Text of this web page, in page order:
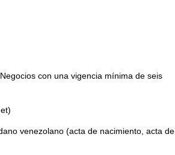
con una vigencia mínima de seis
venezolano (acta de nacimiento, acta de